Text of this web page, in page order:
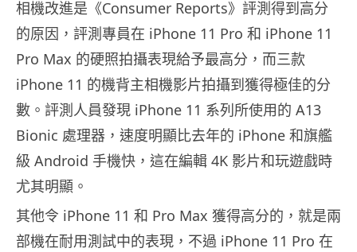
相機改進是《Consumer Reports》評測得到高分
的原因，評測專員在 iPhone 11 Pro 和 iPhone 11
Pro Max 的硬照拍攝表現給予最高分，而三款
iPhone 11 的機背主相機影片拍攝到獲得極佳的分
數。評測人員發現 iPhone 11 系列所使用的 A13
Bionic 處理器，速度明顯比去年的 iPhone 和旗艦
級 Android 手機快，這在編輯 4K 影片和玩遊戲時
尤其明顯。
其他令 iPhone 11 和 Pro Max 獲得高分的，就是兩
部機在耐用測試中的表現，不過 iPhone 11 Pro 在